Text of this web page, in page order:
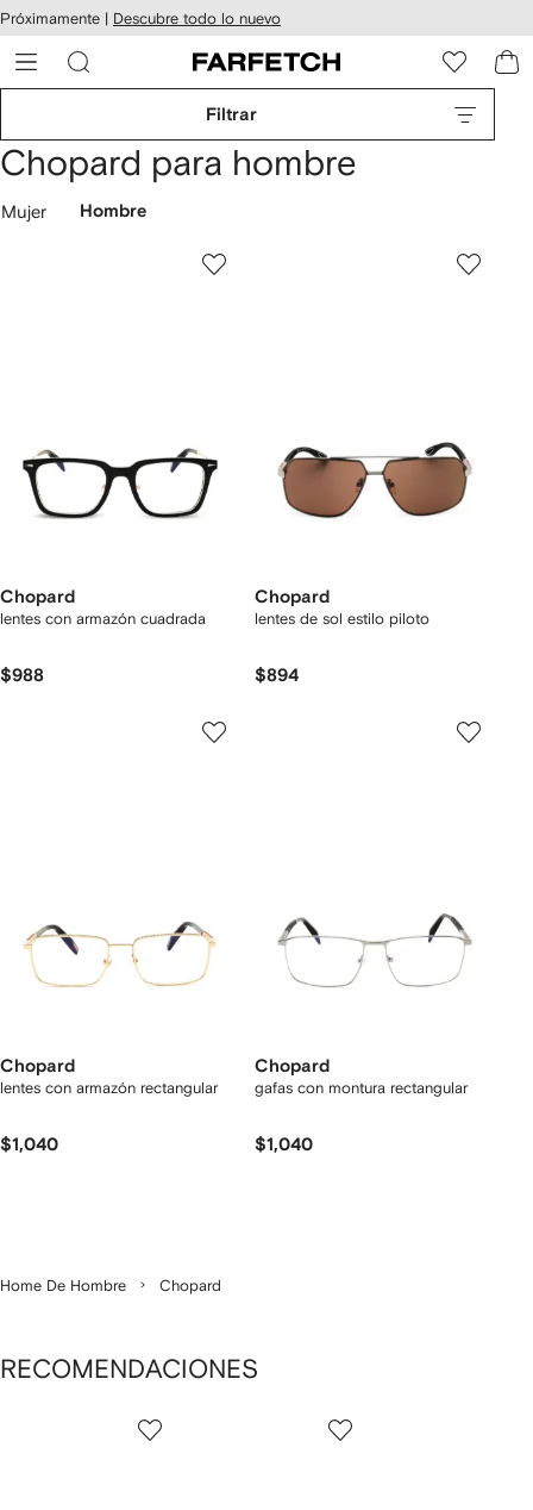
al
Próximamente | Descubre todo lo nuevo
Filtrar
Chopard para hombre
Mujer Hombre
Chopard
lentes con armazón cuadrada
$988
Chopard
lentes de sol estilo piloto
$894
Chopard
lentes con armazón rectangular
$1,040
Chopard
gafas con montura rectangular
$1,040
Home De Hombre Chopard
RECOMENDACIONES